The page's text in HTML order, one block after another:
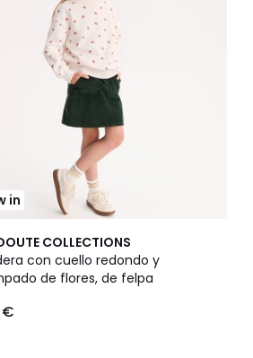
in
COLLECTIONS
con cuello redondo y
de flores, de felpa
€